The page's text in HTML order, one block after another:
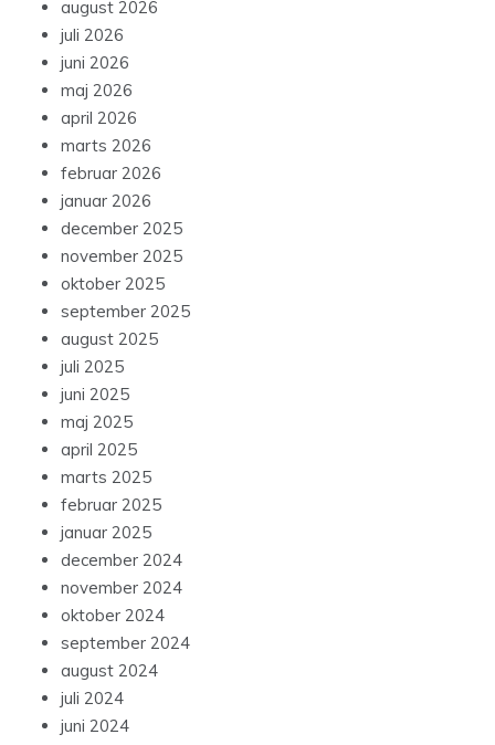
august 2026
juli 2026
juni 2026
maj 2026
april 2026
marts 2026
februar 2026
januar 2026
december 2025
november 2025
oktober 2025
september 2025
august 2025
juli 2025
juni 2025
maj 2025
april 2025
marts 2025
februar 2025
januar 2025
december 2024
november 2024
oktober 2024
september 2024
august 2024
juli 2024
juni 2024